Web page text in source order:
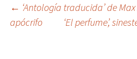
Navegación
← ‘Antología traducida’ de
apócrifo
‘El perfume’,